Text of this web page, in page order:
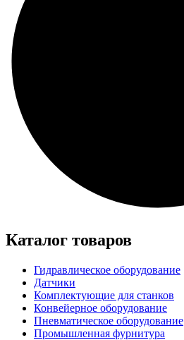
Каталог товаров
Гидравлическое оборудование
Датчики
Комплектующие для станков
Конвейерное оборудование
Пневматическое оборудование
Промышленная фурнитура